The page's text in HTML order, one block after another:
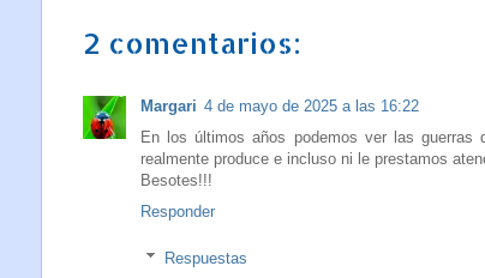
2 comentarios:
Margari 4 de mayo de 2025 a las 16:22
En los últimos años podemos ver las
realmente produce e incluso ni le prestamos
Besotes!!!
Responder
Respuestas